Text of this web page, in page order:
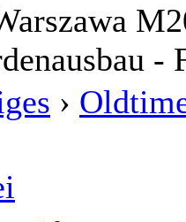
-
›